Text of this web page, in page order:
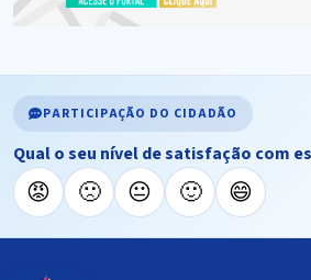
PARTICIPAÇÃO DO CIDADÃO
Qual o seu nível de satisfação com
😡 🙁 😐 🙂 😄